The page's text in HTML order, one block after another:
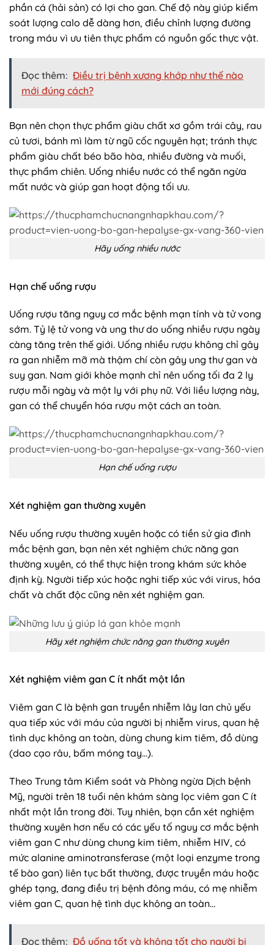
phần cá (hải sản) có lợi cho gan. Chế độ này giúp kiểm
soát lượng calo dễ dàng hơn, điều chỉnh lượng đường
trong máu vì ưu tiên thực phẩm có nguồn gốc thực vật.
Đọc thêm: Điều trị bệnh xương khớp như thế nào
mới đúng cách?
Bạn nên chọn thực phẩm giàu chất xơ gồm trái cây, rau
củ tươi, bánh mì làm từ ngũ cốc nguyên hạt; tránh thực
phẩm giàu chất béo bão hòa, nhiều đường và muối,
thực phẩm chiên. Uống nhiều nước có thể ngăn ngừa
mất nước và giúp gan hoạt động tối ưu.
Hãy uống nhiều nước
Hạn chế uống rượu
Uống rượu tăng nguy cơ mắc bệnh mạn tính và tử vong
sớm. Tỷ lệ tử vong và ung thư do uống nhiều rượu ngày
càng tăng trên thế giới. Uống nhiều rượu không chỉ gây
ra gan nhiễm mỡ mà thậm chí còn gây ung thư gan và
suy gan. Nam giới khỏe mạnh chỉ nên uống tối đa 2 ly
rượu mỗi ngày và một ly với phụ nữ. Với liều lượng này,
gan có thể chuyển hóa rượu một cách an toàn.
Hạn chế uống rượu
Xét nghiệm gan thường xuyên
Nếu uống rượu thường xuyên hoặc có tiền sử gia đình
mắc bệnh gan, bạn nên xét nghiệm chức năng gan
thường xuyên, có thể thực hiện trong khám sức khỏe
định kỳ. Người tiếp xúc hoặc nghi tiếp xúc với virus, hóa
chất và chất độc cũng nên xét nghiệm gan.
Hãy xét nghiệm chức năng gan thường xuyên
Xét nghiệm viêm gan C ít nhất một lần
Viêm gan C là bệnh gan truyền nhiễm lây lan chủ yếu
qua tiếp xúc với máu của người bị nhiễm virus, quan hệ
tình dục không an toàn, dùng chung kim tiêm, đồ dùng
(dao cạo râu, bấm móng tay…).
Theo Trung tâm Kiểm soát và Phòng ngừa Dịch bệnh
Mỹ, người trên 18 tuổi nên khám sàng lọc viêm gan C ít
nhất một lần trong đời. Tuy nhiên, bạn cần xét nghiệm
thường xuyên hơn nếu có các yếu tố nguy cơ mắc bệnh
viêm gan C như dùng chung kim tiêm, nhiễm HIV, có
mức alanine aminotransferase (một loại enzyme trong
tế bào gan) liên tục bất thường, được truyền máu hoặc
ghép tạng, đang điều trị bệnh đông máu, có mẹ nhiễm
viêm gan C, quan hệ tình dục không an toàn…
Đọc thêm: Đồ uống tốt và không tốt cho người bị